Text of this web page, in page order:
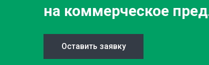
на коммерческое
Оставить заявку